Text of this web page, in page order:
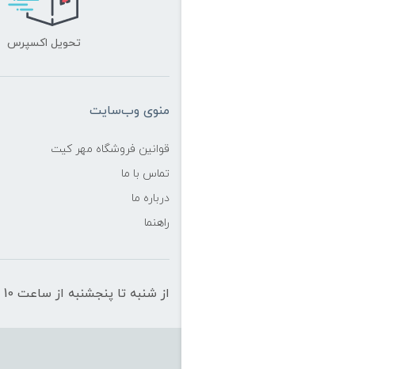
تحویل اکسپرس
منوی وب‌سایت
قوانین فروشگاه مهر کیت
تماس با ما
درباره ما
راهنما
از شنبه تا پنجشنبه از ساعت 10 الی 19 پاسخگوی شما هستیم